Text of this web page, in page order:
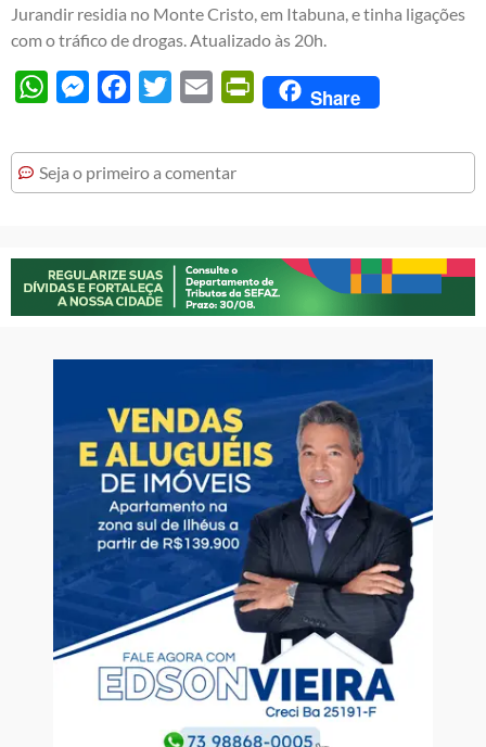
Jurandir residia no Monte Cristo, em Itabuna, e tinha ligações
com o tráfico de drogas. Atualizado às 20h.
WhatsAppMessengerFacebook
Twitter Email PrintFriendly
Share
Seja o primeiro a comentar